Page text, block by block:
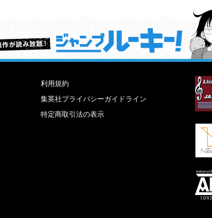
能溢れる投稿作が読み放題！ ジャンプルーキー！
利用規約
集英社プライバシーガイドライン
特定商取引法の表示